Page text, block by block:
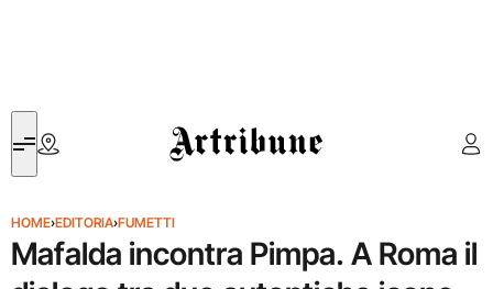
Artribune
HOME›EDITORIA›FUMETTI
Mafalda incontra Pimpa. A Roma il